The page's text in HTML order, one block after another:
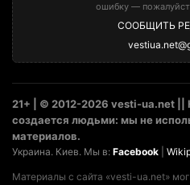
ошибку —
СООБЩИТЬ
21+ | © 2012-2026 vesti-ua.net ||
создается людьми: мы не
материалов.
Украина. Киев. Мы в: Facebook
Материалы с сайта «vesti-ua.net»